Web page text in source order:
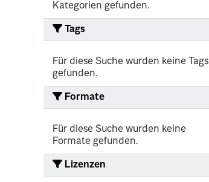
Kategorien gefunden.
Tags
Für diese Suche wurden keine Tags
gefunden.
Formate
Für diese Suche wurden keine
Formate gefunden.
Lizenzen